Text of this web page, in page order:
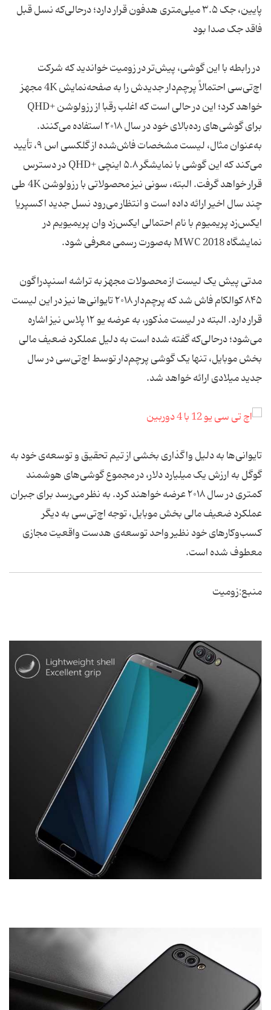
پایین، جک ۳.۵ میلی‌متری هدفون قرار دارد؛ درحالی‌که نسل قبل
فاقد جک صدا بود
در رابطه با این گوشی، پیش‌تر در زومیت خواندید که شرکت
اچ‌تی‌سی احتمالاً پرچم‌دار جدیدش را به صفحه‌نمایش 4K مجهز
خواهد کرد؛ این در حالی است که اغلب رقبا از رزولوشن +QHD
برای گوشی‌های رده‌‏بالای خود در سال ۲۰۱۸ استفاده می‌کنند.
به‌عنوان مثال، لیست مشخصات فاش‌شده از گلکسی اس ۹، تأیید
می‌کند که این گوشی با نمایشگر ۵.۸ اینچی +QHD در دسترس
قرار خواهد گرفت. البته، سونی نیز محصولاتی با رزولوشن 4K طی
چند سال اخیر ارائه داده است و انتظار می‌رود نسل جدید اکسپریا
ایکس‌زد پریمیوم با نام احتمالی ایکس‌‏زد وان پریمیویم در
نمایشگاه MWC 2018 به‌صورت رسمی معرفی شود.
مدتی پیش یک لیست از محصولات مجهز به تراشه اسنپدراگون
۸۴۵ کوالکام فاش شد که پرچم‌دار ۲۰۱۸ تایوانی‌ها نیز در این لیست
قرار دارد. البته در لیست مذکور، به عرضه یو ۱۲ پلاس نیز اشاره
می‌شود؛ درحالی‌که گفته شده است به دلیل عملکرد ضعیف مالی
بخش موبایل، تنها یک گوشی پرچم‌دار توسط اچ‏‌تی‌سی در سال
جدید میلادی ارائه خواهد شد.
تایوانی‌ها به دلیل واگذاری بخشی از تیم تحقیق و توسعه‌ی خود به
گوگل به ارزش یک میلیارد دلار، در مجموع گوشی‌های هوشمند
کمتری در سال ۲۰۱۸ عرضه خواهند کرد. به‌ نظر می‌رسد برای جبران
عملکرد ضعیف مالی بخش موبایل، توجه اچ‌تی‌سی به دیگر
کسب‌وکارهای خود نظیر واحد توسعه‌ی هدست‌ واقعیت مجازی
معطوف شده است.
منبع:زومیت